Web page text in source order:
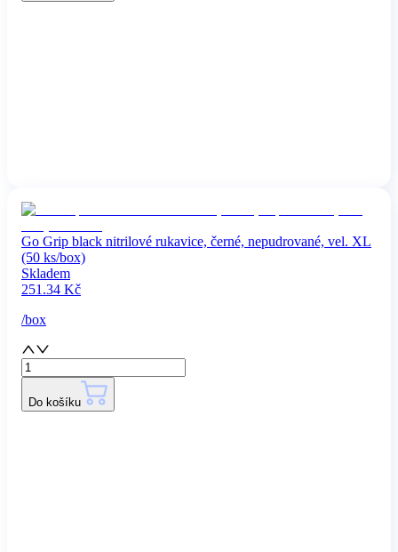
Go Grip black nitrilové rukavice, černé, nepudrované, vel. XL
(50 ks/box)
Skladem
251.34 Kč
/box
Do košíku